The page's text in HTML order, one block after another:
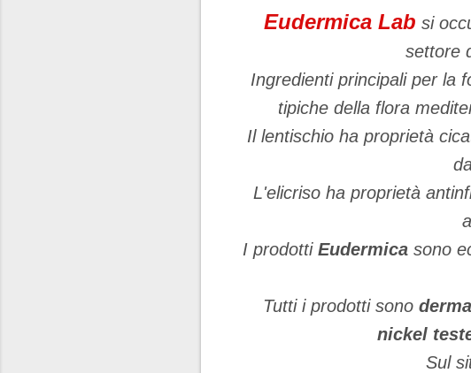
Eudermica Lab si
settore
Ingredienti principali per la
tipiche della flora
Il lentischio ha proprietà
L'elicriso ha proprietà
I prodotti Eudermica sono
Tutti i prodotti sono
nickel
Sul